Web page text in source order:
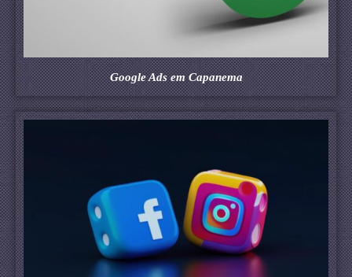
Google Ads em Capanema